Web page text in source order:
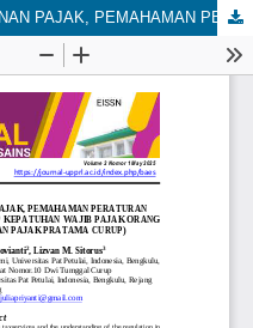
PENGARUH KUALITAS PELAYANAN PAJAK, PEMAHAMAN PERATURAN SERTA SANKSI PERPAJAKAN TERHADAP KEPATUHAN WAJIB PAJAK ORANG PRIBADI (PADA KANTOR PELAYAN PAJAK PRATAMA CURUP)